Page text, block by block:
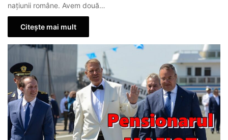
națiunii române. Avem două…
Citește mai mult